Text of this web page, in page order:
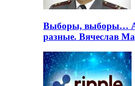
Выборы, выборы… А
разные. Вячеслав